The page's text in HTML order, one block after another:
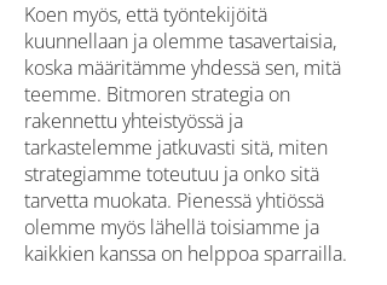
Koen myös, että työntekijöitä
kuunnellaan ja olemme tasavertaisia,
koska määritämme yhdessä sen, mitä
teemme. Bitmoren strategia on
rakennettu yhteistyössä ja
tarkastelemme jatkuvasti sitä, miten
strategiamme toteutuu ja onko sitä
tarvetta muokata. Pienessä yhtiössä
olemme myös lähellä toisiamme ja
kaikkien kanssa on helppoa sparrailla.